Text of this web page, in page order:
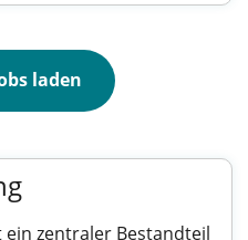
laden
zentraler Bestandteil